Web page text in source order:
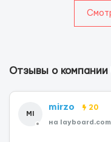
Отзывы о компании
MI
mirzo 20
на layboard.com